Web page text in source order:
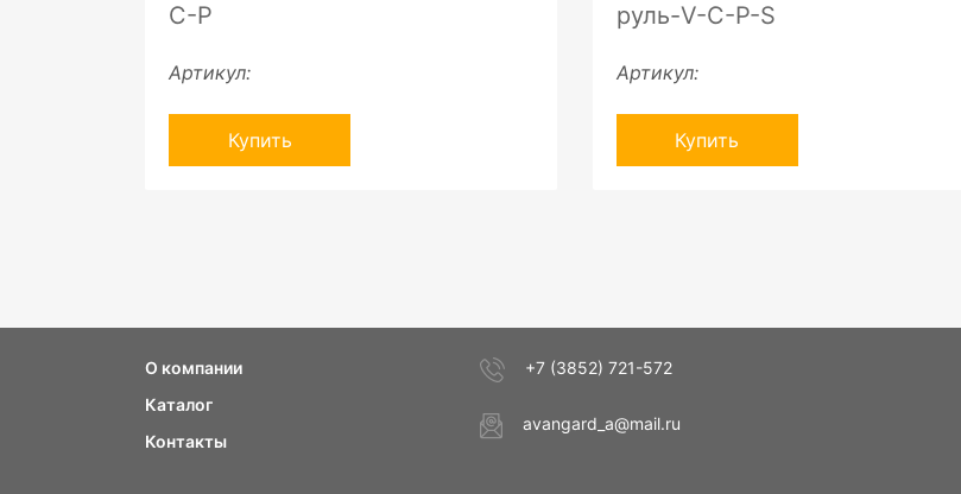
C-P
Артикул:
Купить
руль-V-C-P-S
Артикул:
Купить
О компании
Каталог
Контакты
+7 (3852) 721-572
avangard_a@mail.ru